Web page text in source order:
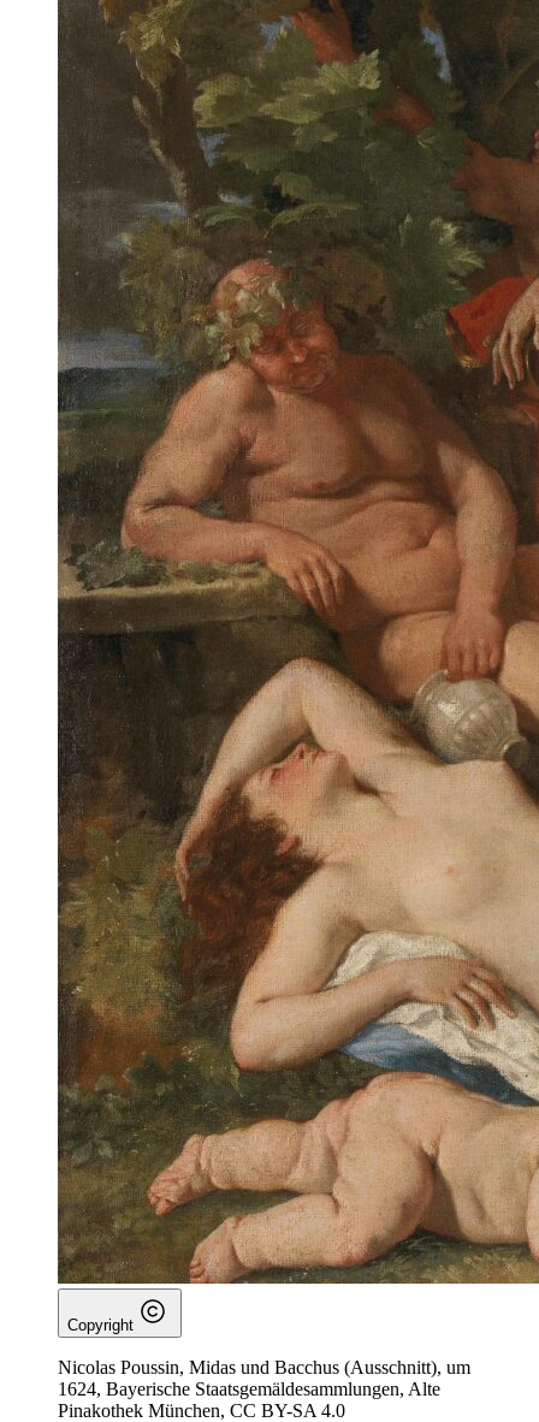
Copyright
Nicolas Poussin, Midas und Bacchus (Ausschnitt), um
1624, Bayerische Staatsgemäldesammlungen, Alte
Pinakothek München, CC BY-SA 4.0